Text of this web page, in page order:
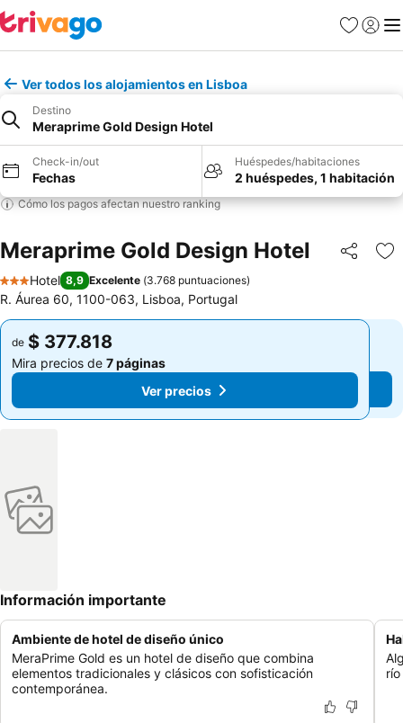
Favoritos
Iniciar
Ver todos los alojamientos en Lisboa
Destino
Meraprime Gold Design Hotel
Check-in/out
Fechas
Huéspedes/habitaciones
2 huéspedes, 1 habitación
Cómo los pagos afectan nuestro ranking
Meraprime Gold Design Hotel Compartir
3 Estrellas
Hotel 8,9 Excelente (3.768 puntuaciones)
R. Áurea 60, 1100-063, Lisboa, Portugal
de $ 377.818
Mira precios de 7 páginas
Ver precios
de $ 377.818
Mira precios de 7 páginas
Ver precios
Información importante
Ambiente de hotel de diseño único
MeraPrime Gold es un hotel de diseño que combina
elementos tradicionales y clásicos con sofisticación
contemporánea.